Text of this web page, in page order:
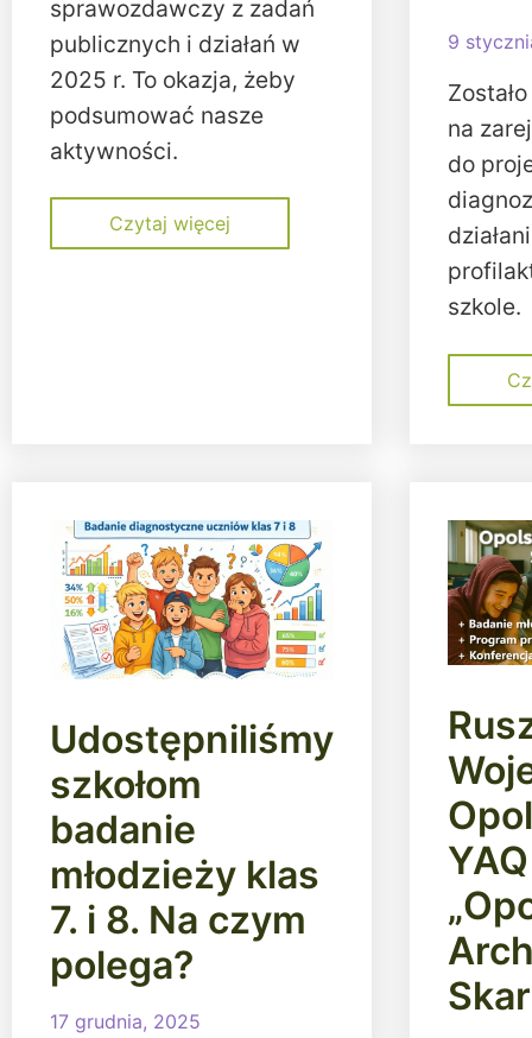
sprawozdawczy z zadań
publicznych i działań w
2025 r. To okazja, żeby
podsumować nasze
aktywności.
Czytaj więcej
9
na
do
szkole.
Udostępniliśmy
szkołom
badanie
młodzieży klas
7. i 8. Na czym
polega?
17 grudnia, 2025